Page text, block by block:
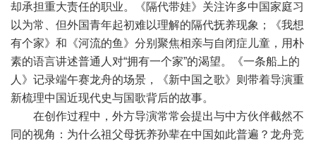
却承担重大责任的职业。《隔代带娃》关注许多中国家庭习
以为常、但外国青年起初难以理解的隔代抚养现象；《我想
有个家》和《河流的鱼》分别聚焦相亲与自闭症儿童，用朴
素的语言讲述普通人对“拥有一个家”的渴望。《一条船上的
人》记录端午赛龙舟的场景，《新中国之歌》则带着导演重
新梳理中国近现代史与国歌背后的故事。
在创作过程中，外方导演常常会提出与中方伙伴截然不
同的视角：为什么祖父母抚养孙辈在中国如此普遍？龙舟竞